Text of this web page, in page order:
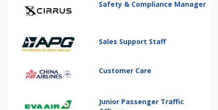
Safety & Compliance Manager
Sales Support Staff
Customer Care
Junior Passenger Traffic